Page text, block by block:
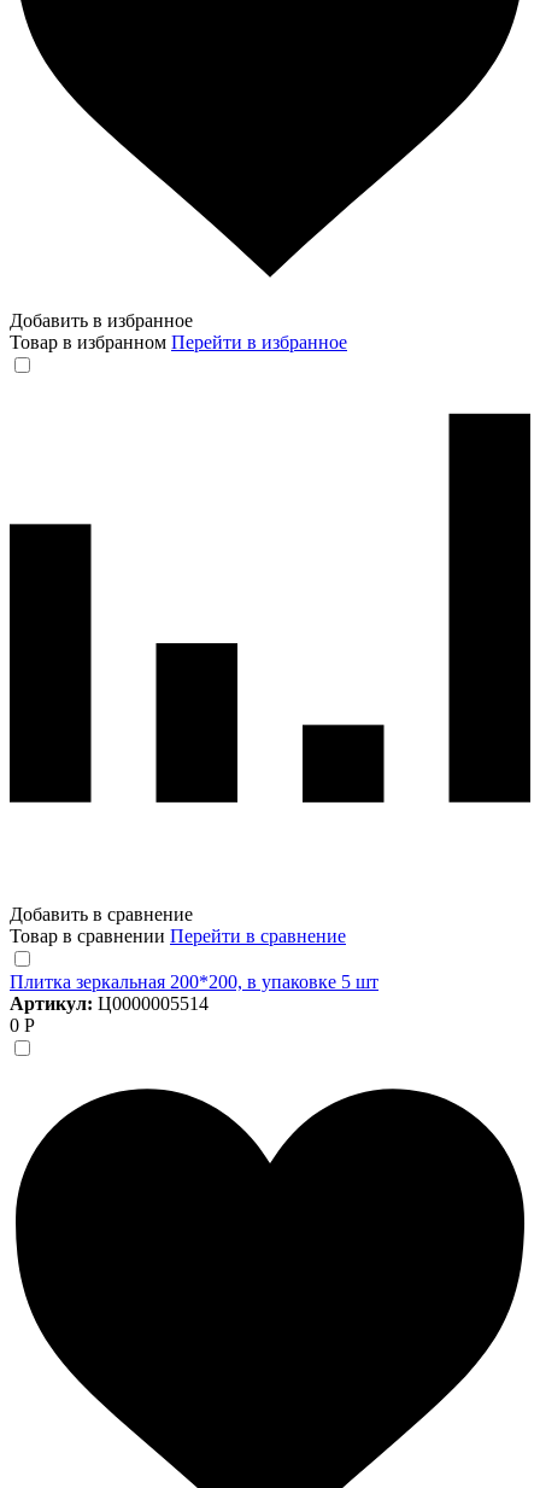
Добавить в избранное
Товар в избранном Перейти в избранное
Добавить в сравнение
Товар в сравнении Перейти в сравнение
Плитка зеркальная 200*200, в упаковке 5 шт
Артикул: Ц0000005514
0 Р